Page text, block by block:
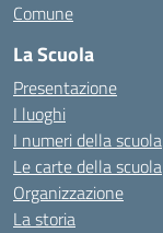
Comune
La Scuola
Presentazione
I luoghi
I numeri della scuola
Le carte della scuola
Organizzazione
La storia